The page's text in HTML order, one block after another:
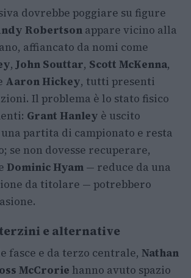
dovrebbe poggiare su figure
Robertson appare vicino alla
affiancato da nomi come
,John Souttar, Scott McKenna,
Aaron Hickey, tutti presenti
Il problema è lo stato fisico
Grant Hanley è uscito
partita di campionato e resta
se non dovesse recuperare,
Dominic Hyam — reduce da una
da titolare — potrebbero
e alternative
fasce e da terzo centrale, Nathan
McCrorie hanno avuto spazio